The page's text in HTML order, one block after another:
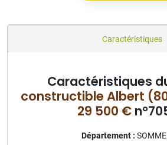
Caractéristiques
Caractéristiques
constructible Albert
29 500 €
Département :